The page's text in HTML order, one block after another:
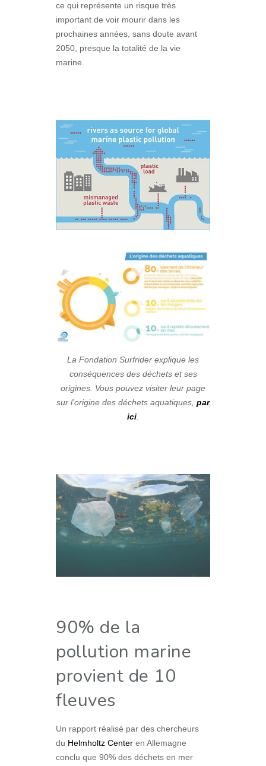
ce qui représente un risque très
important de voir mourir dans les
prochaines années, sans doute avant
2050, presque la totalité de la vie
marine.
La Fondation Surfrider explique les
conséquences des déchets et ses
origines. Vous pouvez visiter leur page
sur l’origine des déchets aquatiques, par
ici
90% de la
pollution marine
provient de 10
fleuves
Un rapport réalisé par des chercheurs
du Helmholtz Center en Allemagne
conclu que 90% des déchets en mer